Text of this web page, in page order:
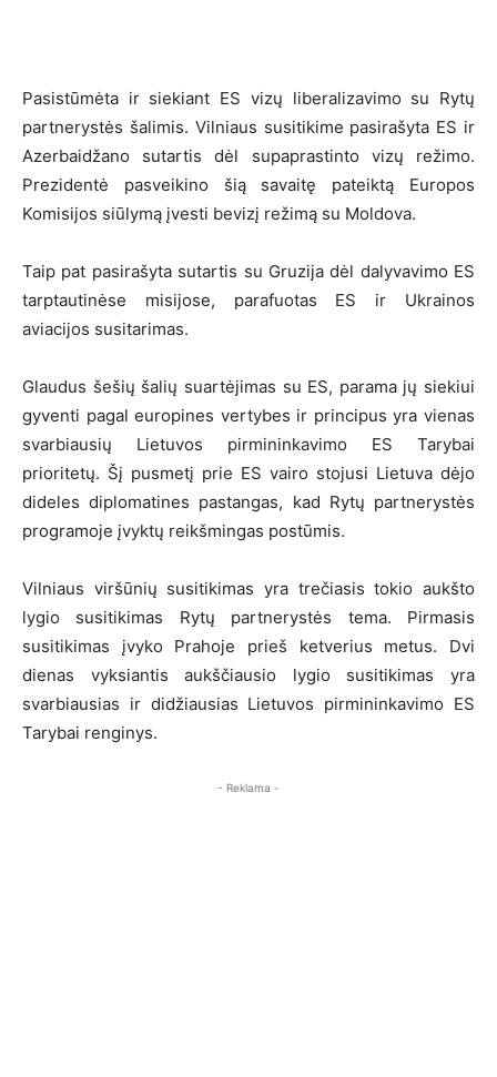
Pasistūmėta ir siekiant ES vizų liberalizavimo su Rytų
partnerystės šalimis. Vilniaus susitikime pasirašyta ES ir
Azerbaidžano sutartis dėl supaprastinto vizų režimo.
Prezidentė pasveikino šią savaitę pateiktą Europos
Komisijos siūlymą įvesti bevizį režimą su Moldova.
Taip pat pasirašyta sutartis su Gruzija dėl dalyvavimo ES
tarptautinėse misijose, parafuotas ES ir Ukrainos
aviacijos susitarimas.
Glaudus šešių šalių suartėjimas su ES, parama jų siekiui
gyventi pagal europines vertybes ir principus yra vienas
svarbiausių Lietuvos pirmininkavimo ES Tarybai
prioritetų. Šį pusmetį prie ES vairo stojusi Lietuva dėjo
dideles diplomatines pastangas, kad Rytų partnerystės
programoje įvyktų reikšmingas postūmis.
Vilniaus viršūnių susitikimas yra trečiasis tokio aukšto
lygio susitikimas Rytų partnerystės tema. Pirmasis
susitikimas įvyko Prahoje prieš ketverius metus. Dvi
dienas vyksiantis aukščiausio lygio susitikimas yra
svarbiausias ir didžiausias Lietuvos pirmininkavimo ES
Tarybai renginys.
- Reklama -